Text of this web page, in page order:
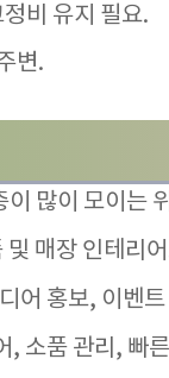
비 유지 필요.
변.
많이 모이는
매장 인테리
어 홍보, 이벤
, 소품 관리, 빠